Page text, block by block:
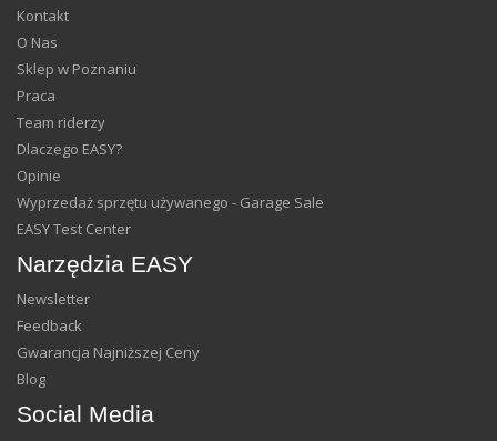
Kontakt
O Nas
Sklep w Poznaniu
Praca
Team riderzy
Dlaczego EASY?
Opinie
Wyprzedaż sprzętu używanego - Garage Sale
EASY Test Center
Narzędzia EASY
Newsletter
Feedback
Gwarancja Najniższej Ceny
Blog
Social Media